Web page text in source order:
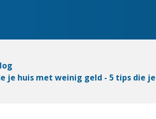
je huis met weinig geld - 5 tips die